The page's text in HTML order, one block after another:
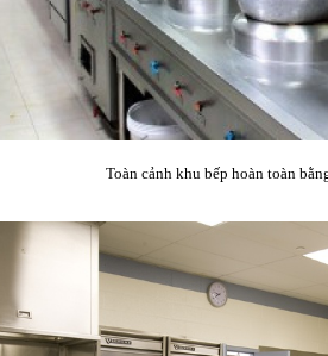
Toàn cảnh khu bếp hoàn toàn